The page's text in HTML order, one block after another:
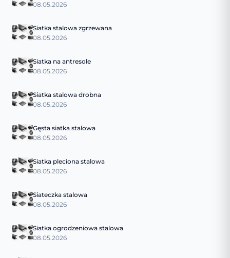
08.05.2026
Siatka stalowa zgrzewana
08.05.2026
Siatka na antresole
08.05.2026
Siatka stalowa drobna
08.05.2026
Gęsta siatka stalowa
08.05.2026
Siatka pleciona stalowa
08.05.2026
Siateczka stalowa
08.05.2026
Siatka ogrodzeniowa stalowa
08.05.2026